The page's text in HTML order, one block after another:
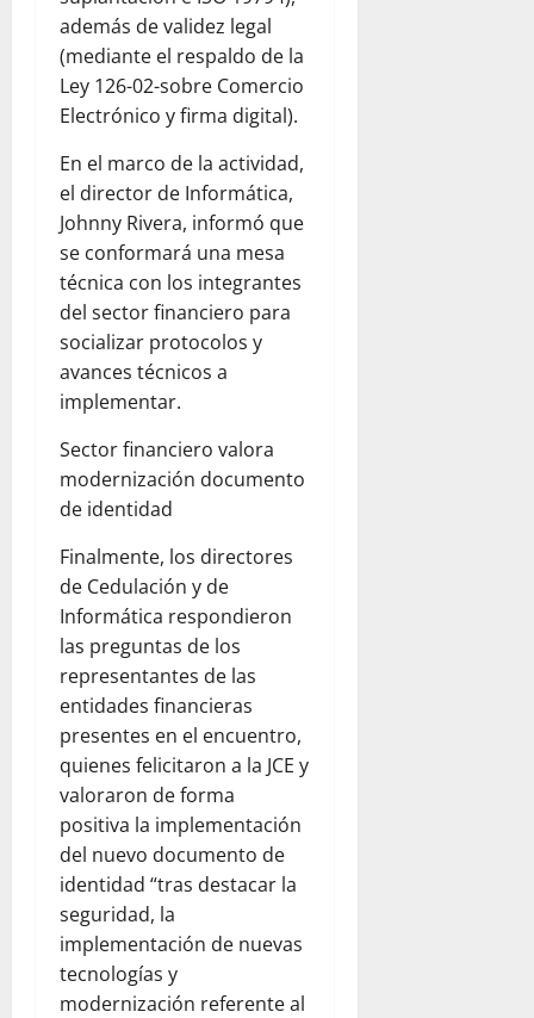
además de validez legal
(mediante el respaldo de la
Ley 126-02-sobre Comercio
Electrónico y firma digital).
En el marco de la actividad,
el director de Informática,
Johnny Rivera, informó que
se conformará una mesa
técnica con los integrantes
del sector financiero para
socializar protocolos y
avances técnicos a
implementar.
Sector financiero valora
modernización documento
de identidad
Finalmente, los directores
de Cedulación y de
Informática respondieron
las preguntas de los
representantes de las
entidades financieras
presentes en el encuentro,
quienes felicitaron a la JCE y
valoraron de forma
positiva la implementación
del nuevo documento de
identidad “tras destacar la
seguridad, la
implementación de nuevas
tecnologías y
modernización referente al